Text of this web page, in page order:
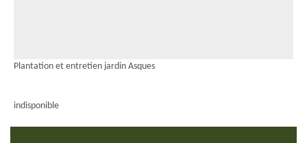
Plantation et entretien jardin Asques
indisponible